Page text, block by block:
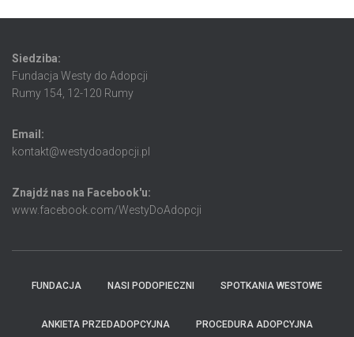
Siedziba:
Fundacja Westy do Adopcji
Rumy 154, 12-120 Rumy
Email:
kontakt@westydoadopcji.pl
Znajdź nas na Facebook'u:
www.facebook.com/WestyDoAdopcji
FUNDACJA NASI PODOPIECZNI SPOTKANIA WESTOWE
ANKIETA PRZEDADOPCYJNA PROCEDURA ADOPCYJNA